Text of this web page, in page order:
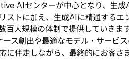
AIセンターが中心となり、生
ストに加え、生成AIに精通する
人規模の体制で提供していきます
ス創出や最適なモデル・サービ
に伴走しながら、最終的にお客さ